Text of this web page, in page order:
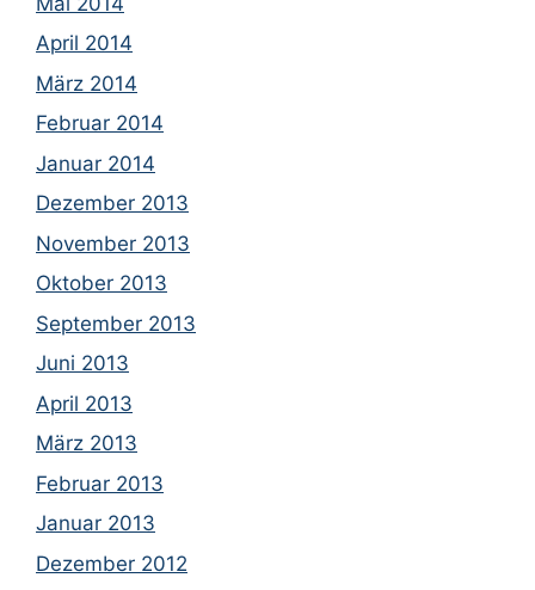
April 2014
März 2014
Februar 2014
Januar 2014
Dezember 2013
November 2013
Oktober 2013
September 2013
Juni 2013
April 2013
März 2013
Februar 2013
Januar 2013
Dezember 2012